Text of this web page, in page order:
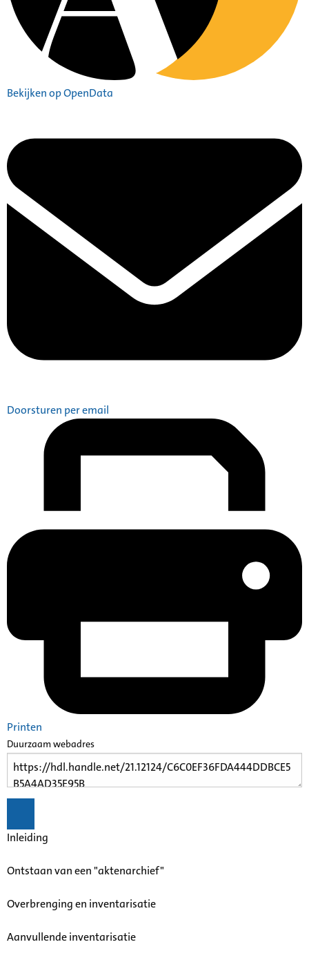
Bekijken op OpenData
Doorsturen per email
Printen
Duurzaam webadres
Inleiding
Ontstaan van een "aktenarchief"
Overbrenging en inventarisatie
Aanvullende inventarisatie